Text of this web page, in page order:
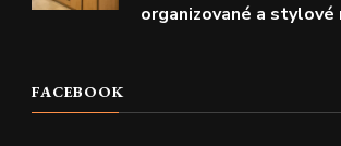
organizované a
FACEBOOK